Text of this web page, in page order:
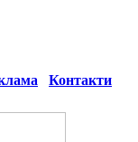
Контакти